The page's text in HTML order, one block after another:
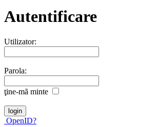
Autentificare
Utilizator:
Parola:
ţine-mã minte
OpenID?